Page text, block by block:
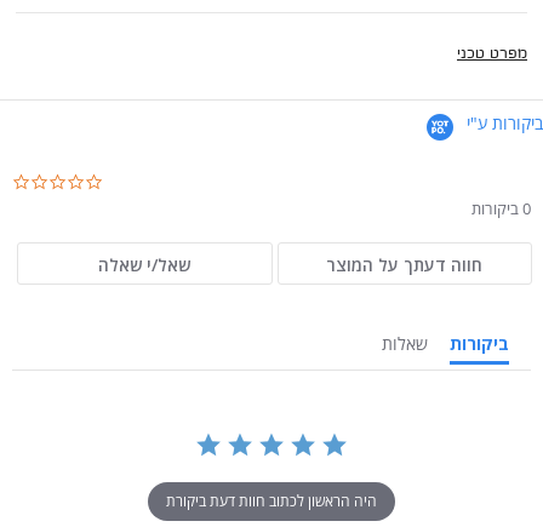
מפרט טכני
ביקורות ע"י
0 ביקורות
חווה דעתך על המוצר שאל/י שאלה
ביקורות שאלות
היה הראשון לכתוב חוות דעת ביקורת